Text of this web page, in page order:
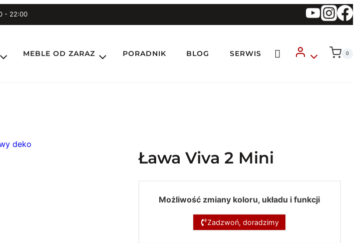
- 22:00
MEBLE OD ZARAZ PORADNIK BLOG SERWIS 0
Ława Viva 2 Mini
Możliwość zmiany koloru, układu i funkcji
Zadzwoń, doradzimy